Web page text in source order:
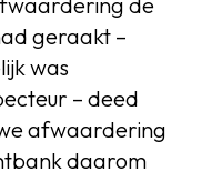
geraakt –
was
– deed
afwaardering
daarom